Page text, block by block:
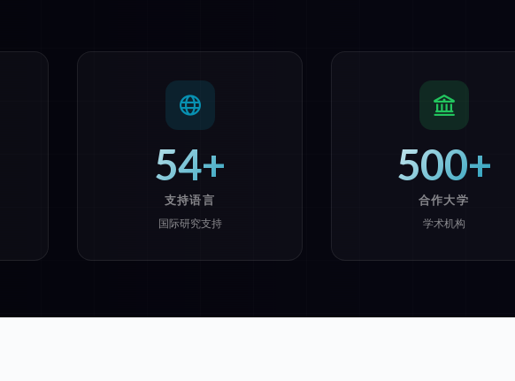
54+
支持语言
国际研究支持
500+
合作大学
学术机构